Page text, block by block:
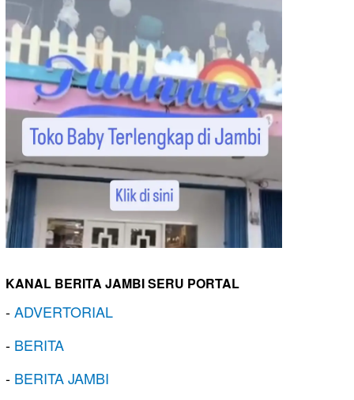
KANAL BERITA JAMBI SERU PORTAL
-ADVERTORIAL
- BERITA
- BERITA JAMBI